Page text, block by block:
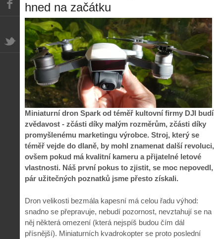
hned na začátku
Miniaturní dron Spark od téměř kultovní firmy DJI budí
zvědavost - zčásti díky malým rozměrům, zčásti díky
promyšlenému marketingu výrobce. Stroj, který se
téměř vejde do dlaně, by mohl znamenat další revoluci,
ovšem pokud má kvalitní kameru a přijatelné letové
vlastnosti. Náš první pokus to zjistit, se moc nepovedl,
pár užitečných poznatků jsme přesto získali.
Dron velikosti bezmála kapesní má celou řadu výhod:
snadno se přepravuje, nebudí pozornost, nevztahují se na
něj některá omezení (která nejspíš budou čím dál
přísnější). Miniaturních kvadrokopter se proto poslední